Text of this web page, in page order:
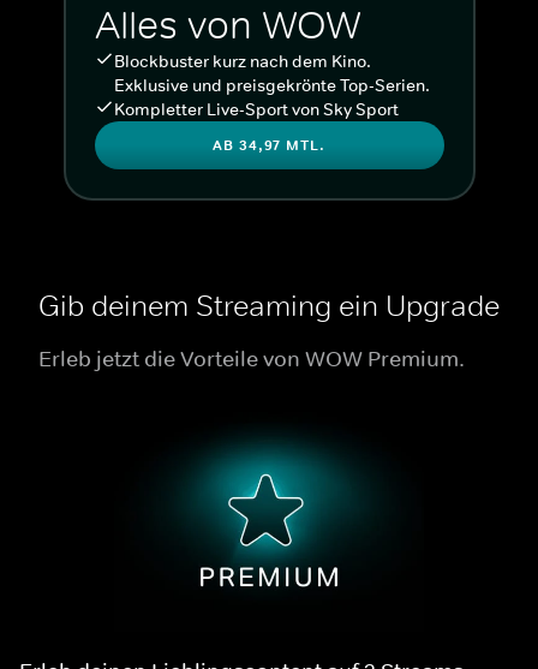
Alles von WOW
Blockbuster kurz nach dem Kino.
Exklusive und preisgekrönte Top-Serien.
Kompletter Live-Sport von Sky Sport
AB 34,97 MTL.
Gib deinem Streaming ein Upgrade
Erleb jetzt die Vorteile von WOW Premium.